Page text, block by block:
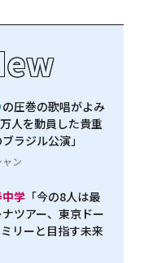
の圧巻の歌唱がよみ
人を動員した貴重
ラジル公演」
ン
学 「今の8人は最
ツアー、東京ドー
リーと目指す未来